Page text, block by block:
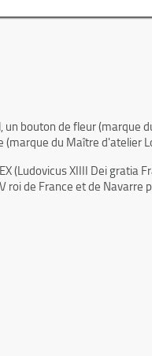
bouton de fleur
du Maître d'atelier
(Ludovicus XIIII Dei
de France et de